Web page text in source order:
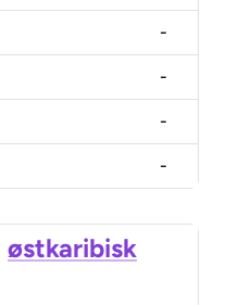
-
-
-
-
østkaribisk